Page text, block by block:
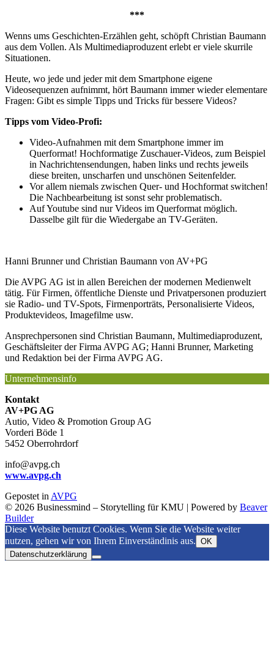
***
Wenns ums Geschichten-Erzählen geht, schöpft Christian Baumann
aus dem Vollen. Als Multimediaproduzent erlebt er viele skurrile
Situationen.
Heute, wo jede und jeder mit dem Smartphone eigene
Videosequenzen aufnimmt, hört Baumann immer wieder elementare
Fragen: Gibt es simple Tipps und Tricks für bessere Videos?
Tipps vom Video-Profi:
Video-Aufnahmen mit dem Smartphone immer im
Querformat! Hochformatige Zuschauer-Videos, zum Beispiel
in Nachrichtensendungen, haben links und rechts jeweils
diese breiten, unscharfen und unschönen Seitenfelder.
Vor allem niemals zwischen Quer- und Hochformat switchen!
Die Nachbearbeitung ist sonst sehr problematisch.
Auf Youtube sind nur Videos im Querformat möglich.
Dasselbe gilt für die Wiedergabe an TV-Geräten.
Hanni Brunner und Christian Baumann von AV+PG
Die AVPG AG ist in allen Bereichen der modernen Medienwelt
tätig. Für Firmen, öffentliche Dienste und Privatpersonen produziert
sie Radio- und TV-Spots, Firmenporträts, Personalisierte Videos,
Produktevideos, Imagefilme usw.
Ansprechpersonen sind Christian Baumann, Multimediaproduzent,
Geschäftsleiter der Firma AVPG AG; Hanni Brunner, Marketing
und Redaktion bei der Firma AVPG AG.
Unternehmensinfo
Kontakt
AV+PG AG
Autio, Video & Promotion Group AG
Vorderi Böde 1
5452 Oberrohrdorf
info@avpg.ch
www.avpg.ch
Gepostet in AVPG
© 2026 Businessmind – Storytelling für KMU | Powered by Beaver
Builder
Diese Website benutzt Cookies. Wenn Sie die Website weiter
nutzen, gehen wir von Ihrem Einverständinis aus. OK
Datenschutzerklärung